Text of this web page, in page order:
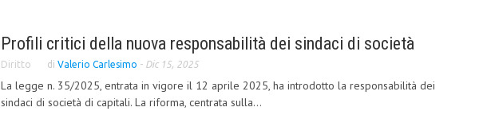
Profili critici della nuova responsabilità dei sindaci di società
Diritto di Valerio Carlesimo - Dic 15, 2025
La legge n. 35/2025, entrata in vigore il 12 aprile 2025, ha introdotto la responsabilità dei
sindaci di società di capitali. La riforma, centrata sulla...